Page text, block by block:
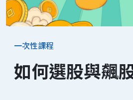
一次性課程
如何選股與飆